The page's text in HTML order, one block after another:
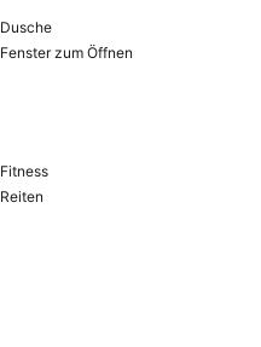
Dusche
Fenster zum Öffnen
Fitness
Reiten